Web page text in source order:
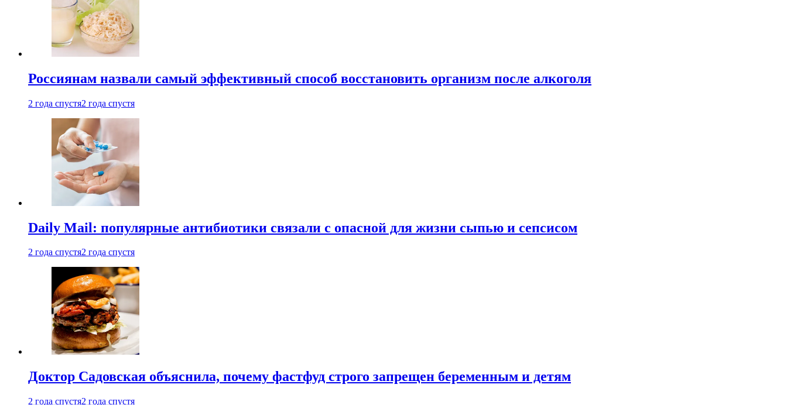
Россиянам назвали самый эффективный способ восстановить организм после алкоголя
2 года спустя2 года спустя
Daily Mail: популярные антибиотики связали с опасной для жизни сыпью и сепсисом
2 года спустя2 года спустя
Доктор Садовская объяснила, почему фастфуд строго запрещен беременным и детям
2 года спустя2 года спустя